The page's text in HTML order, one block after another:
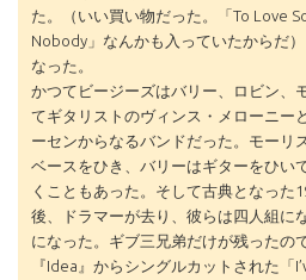
た。（いい買い物だった。「To Love
Nobody」なんかも入っていたからだ
なった。
かつてビージーズはバリー、ロビン、
てギタリストのヴィンス・メローニー
ーセンからなるバンドだった。モーリ
ベースをひき、バリーはギターをひい
くこともあった。そして古典となった
後、ドラマーが去り、彼らは四人組に
になった。ギブ三兄弟だけが残ったの
『Idea』からシングルカットされた「